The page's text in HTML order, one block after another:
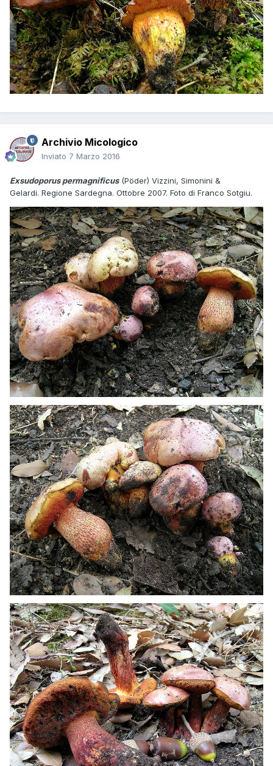
Archivio Micologico
Inviato 7 Marzo 2016
Exsudoporus permagnificus(Pöder) Vizzini, Simonini &
Gelardi. Regione Sardegna. Ottobre 2007. Foto di Franco Sotgiu.